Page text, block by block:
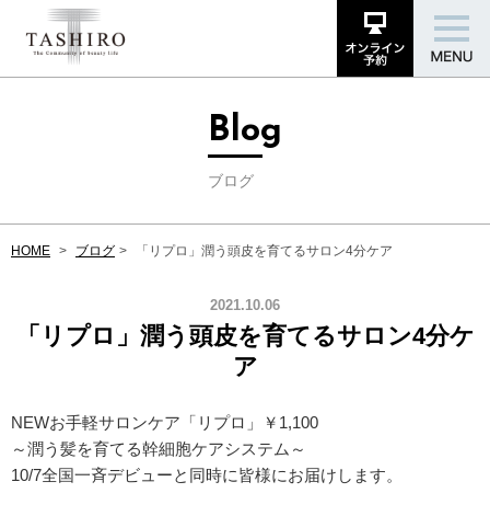
Blog
ブログ
HOME ブログ 「リプロ」潤う頭皮を育てるサロン4分ケア
2021.10.06
「リプロ」潤う頭皮を育てるサロン4分ケ
ア
NEWお手軽サロンケア「リプロ」￥1,100
～潤う髪を育てる幹細胞ケアシステム～
10/7全国一斉デビューと同時に皆様にお届けします。